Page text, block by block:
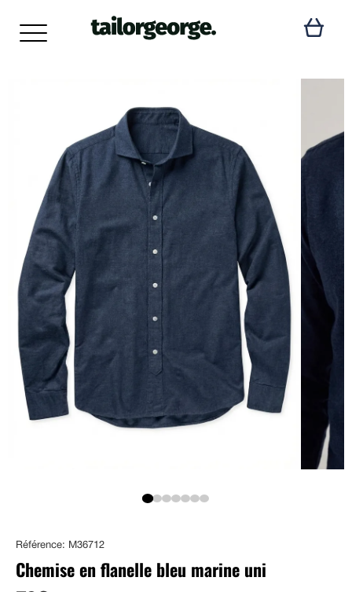
Référence: M36712
Chemise en flanelle bleu marine uni